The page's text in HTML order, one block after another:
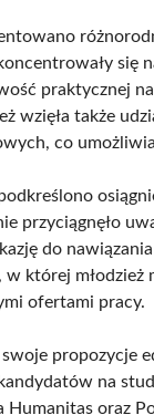
się
praktycznej
wzięła także
co
przyciągnęło
do
której młodzież
ofertami pracy.
propozycje
na
Humanitas oraz